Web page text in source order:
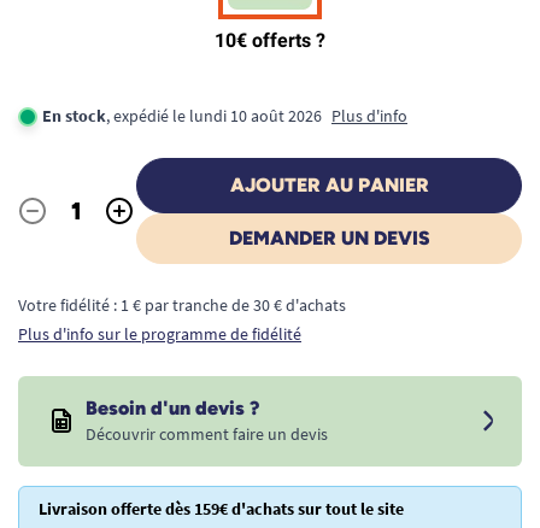
En stock, expédié le lundi 10 août 2026 Plus d'info
Quantité
- +
AJOUTER AU PANIER
DEMANDER UN DEVIS
Votre fidélité : 1 € par tranche de 30 € d'achats
Plus d'info sur le programme de fidélité
Besoin d'un devis ?
Découvrir comment faire un devis
Livraison offerte dès 159€ d'achats sur tout le site